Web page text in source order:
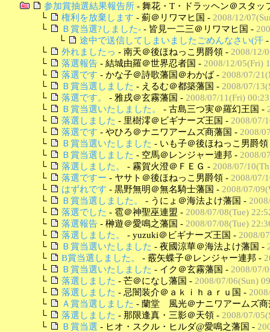
参加賞抽選結果報告所 - 舞花・T・ドラッヘン＠スタッ
└
権利を放棄します - 薊＠リワマヒ国 - 2008/12/
└
Ｂ賞当選?しました- - 皆見一二三＠リワマヒ国 -
└
途中で送信してしまいましたごめんなさい(汗
└
外れましたっ - 南天＠後ほねっこ男爵領 - 2008/12/
└
落選報告 - 結城由羅＠世界忍者国 - 2008/12/05(Fri)
└
落選です - かな子＠詩歌藩国＠わかば - 2008/07/
└
Ｂ賞当選しました - えるむ＠都築藩国 - 2008/07/
└
落選です。 - 雅戌＠玄霧藩国 - 2008/07/11(Fri)
└
Ｂ賞当選いたしました。 - 古島三つ実＠羅幻王国 -
└
落選しました - 里樹澪＠ビギナーズ王国 - 2008/07/
└
落選です - やひろ＠ナニワアームズ商藩国 - 2008/
└
Ｂ賞当選いたしました - いも子＠後ほねっこ男爵
└
Ｂ賞当選しました - 空馬＠レンジャー連邦 - 2008/
└
落選しました。 - 霧賀火澄＠ＦＥＧ - 2008/07/
└
落選ですー - ヤサト＠後ほねっこ男爵領 - 2008/07/
└
はずれです - 黒野無明＠無名騎士藩国 - 2008/07/
└
Ｂ賞当選しました。 - うにょ＠海法よけ藩国 -
└
落選でした - 雹＠神聖巫連盟 - 2008/07/08(Tue)
└
落選報告 - 榊遊＠愛鳴之藩国 - 2008/07/08(Tue)
└
落選しました。 - yuzuki＠ビギナーズ王国 - 2008/
└
Ｂ賞当選いたしました - 夜國涼華＠海法よけ藩国 -
└
B賞当選しました。 - 霰矢蝶子＠レンジャー連邦 -
└
Ｂ賞当選いたしました - イク＠玄霧藩国 - 2008/07/
└
落選しました - 芒＠になし藩国 - 2008/07/06(Sun)
└
落選しました - 忌闇装介＠ａｋｉｈａｒｕ国 -
└
Ａ賞当選しました - 蘭堂 風光＠ナニワアームズ
└
落選しました - 那限逢真・三影＠天領 - 2008/07/
└
Ｂ賞当選 - ヒオ・スクル・ヒルダ@愛鳴之藩国 -